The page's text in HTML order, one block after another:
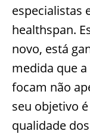
especialistas
healthspan.
novo, está
medida que
focam não
seu objetivo
qualidade